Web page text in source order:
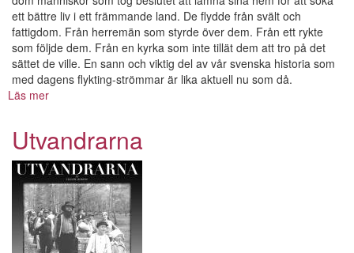
ett bättre liv i ett främmande land. De flydde från svält och
fattigdom. Från herremän som styrde över dem. Från ett rykte
som följde dem. Från en kyrka som inte tillät dem att tro på det
sättet de ville. En sann och viktig del av vår svenska historia som
med dagens flykting-strömmar är lika aktuell nu som då.
Läs mer
Utvandrarna